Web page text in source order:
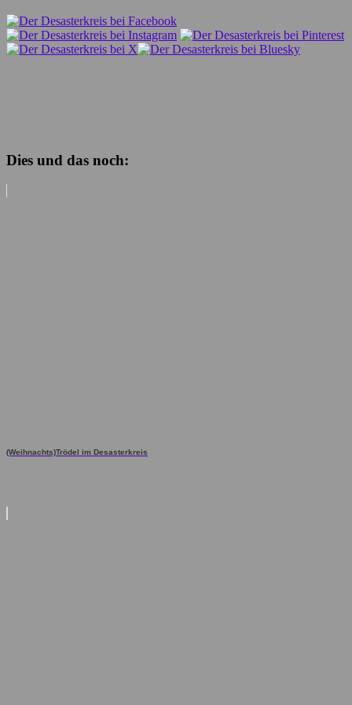
Dies und das noch:
(Weihnachts)Trödel im Desasterkreis